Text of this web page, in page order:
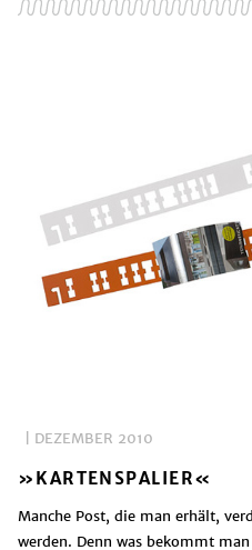
| DEZEMBER 2010
»KARTENSPALIER«
Manche Post, die man erhält,
werden. Denn was bekommt